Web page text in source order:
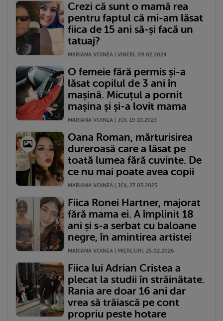
Crezi că sunt o mamă rea
pentru faptul că mi-am lăsat
fiica de 15 ani să-și facă un
tatuaj?
MARIANA VOINEA | VINERI, 09.02.2024
O femeie fără permis și-a
lăsat copilul de 3 ani în
mașină. Micuțul a pornit
mașina și și-a lovit mama
MARIANA VOINEA | JOI, 19.10.2023
Oana Roman, mărturisirea
dureroasă care a lăsat pe
toată lumea fără cuvinte. De
ce nu mai poate avea copii
MARIANA VOINEA | JOI, 27.03.2025
Fiica Ronei Hartner, majorat
fără mama ei. A împlinit 18
ani și s-a serbat cu baloane
negre, în amintirea artistei
MARIANA VOINEA | MIERCURI, 25.02.2026
Fiica lui Adrian Cristea a
plecat la studii în străinătate.
Rania are doar 16 ani dar
vrea să trăiască pe cont
propriu peste hotare